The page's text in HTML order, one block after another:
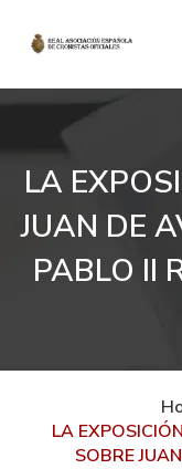
LA
JUAN DE
PABLO II
LA
SOBRE